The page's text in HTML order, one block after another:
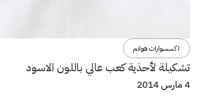
اكسسوارات هوانم
تشكيلة لأحذية كعب عالي باللون الاسود
4 مارس 2014